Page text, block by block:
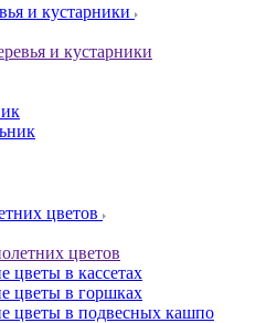
и кустарники
и кустарники
цветов
цветов
цветы в кассетах
цветы в горшках
цветы в подвесных кашпо